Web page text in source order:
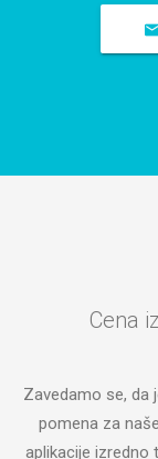
Cena
Zavedamo se, da
pomena za
aplikacije izredno